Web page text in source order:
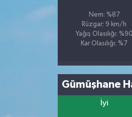
Nem: %87
Rüzgar: 9 km/h
Yağış Olasılığı: %90
Kar Olasılığı: %7
Gümüşhane
İyi